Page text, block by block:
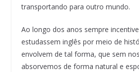
transportando para outro mundo.
Ao longo dos anos sempre
estudassem inglês por meio de
envolvem de tal forma, que sem
absorvemos de forma natural e